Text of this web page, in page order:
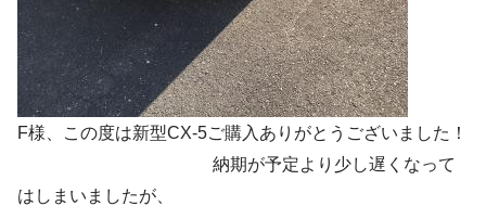
F様、この度は新型CX-5ご購入ありがとうございました！
納期が予定より少し遅くなって
はしまいましたが、